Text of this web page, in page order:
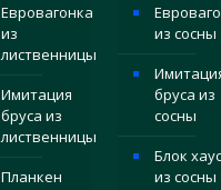
Евровагонка
из
лиственницы
Имитация
бруса из
лиственницы
Планкен
из сосны
бруса из
сосны
Блок хаус
из сосны